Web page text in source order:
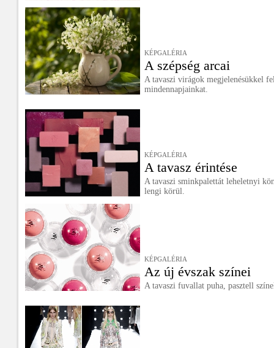
KÉPGALÉRIA
A szépség arcai
A tavaszi virágok megjelenésükkel
mindennapjainkat.
KÉPGALÉRIA
A tavasz érintése
A tavaszi sminkpalettát leheletnyi
lengi körül.
KÉPGALÉRIA
Az új évszak színei
A tavaszi fuvallat puha, pasztell